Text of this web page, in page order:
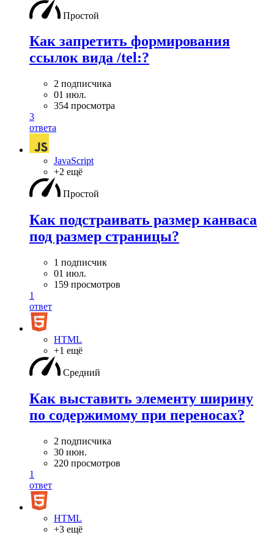
Простой
Как запретить формирования
ссылок вида /tel:?
2 подписчика
01 июл.
354 просмотра
3
ответа
JavaScript
+2 ещё
Простой
Как подстраивать размер канваса
под размер страницы?
1 подписчик
01 июл.
159 просмотров
1
ответ
HTML
+1 ещё
Средний
Как выставить элементу ширину
по содержимому при переносах?
2 подписчика
30 июн.
220 просмотров
1
ответ
HTML
+3 ещё